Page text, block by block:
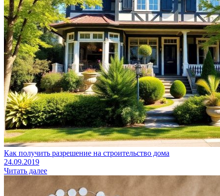
Как получить разрешение на строительство дома
24.09.2019
Читать далее